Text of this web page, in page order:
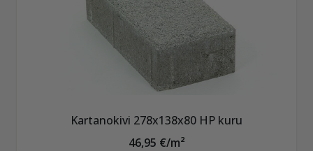
Kartanokivi 278x138x80 HP kuru
46,95 €/m²